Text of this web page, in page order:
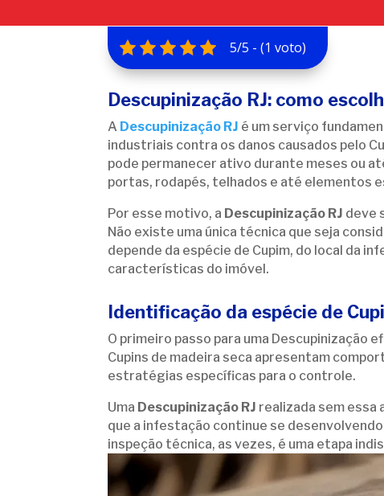
5/5 - (1 voto)
Descupinização RJ: como
A Descupinização RJ é um serviço
industriais contra os danos causados pelo
pode permanecer ativo durante meses ou
portas, rodapés, telhados e até elementos
Por esse motivo, a Descupinização RJ deve
Não existe uma única técnica que seja
depende da espécie de Cupim, do local da
características do imóvel.
Identificação da espécie de
O primeiro passo para uma
Cupins de madeira seca apresentam
estratégias específicas para o controle.
Uma Descupinização RJ realizada sem essa
que a infestação continue se
inspeção técnica, as vezes, é uma etapa